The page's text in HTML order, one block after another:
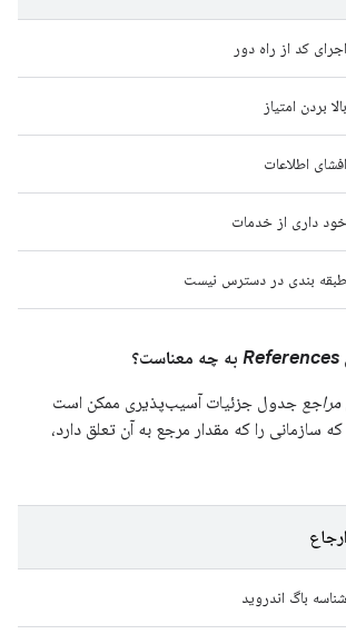
اجرای کد از راه دور
بالا بردن امتیاز
افشای اطلاعات
خود داری از خدمات
طبقه بندی در دسترس نیست
References به چه معناست؟
مراجع جدول جزئیات آسیب‌پذیری ممکن است
سازمانی را که مقدار مرجع به آن تعلق دارد،
ارجاع
شناسه باگ اندروید